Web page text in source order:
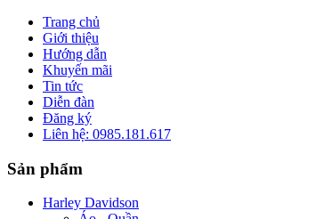
Trang chủ
Giới thiệu
Hướng dẫn
Khuyến mãi
Tin tức
Diễn đàn
Đăng ký
Liên hệ: 0985.181.617
Sản phẩm
Harley Davidson